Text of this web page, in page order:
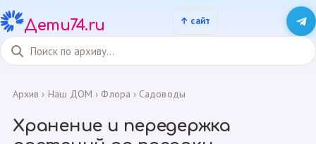
Дети74.ru
Архив › Наш ДОМ › Флора › Садоводы
Хранение и передержка